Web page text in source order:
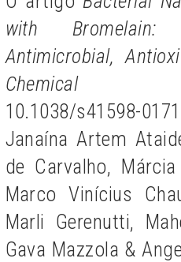
with Bromelain:
Antimicrobial,
Chemical
10.1038/
Janaína Artem
de Carvalho,
Marco Vinícius
Marli Gerenutti,
Gava Mazzola &